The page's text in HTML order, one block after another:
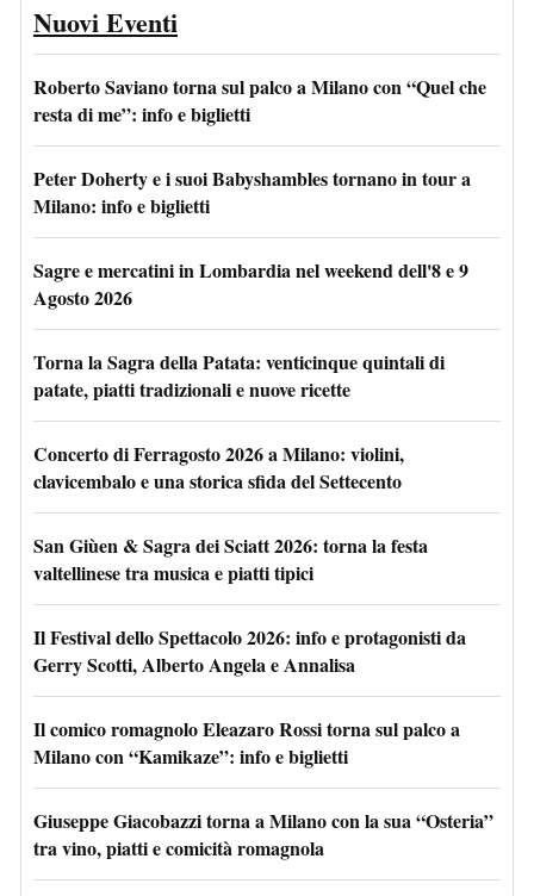
Nuovi Eventi
Roberto Saviano torna sul palco a Milano con “Quel che
resta di me”: info e biglietti
Peter Doherty e i suoi Babyshambles tornano in tour a
Milano: info e biglietti
Sagre e mercatini in Lombardia nel weekend dell'8 e 9
Agosto 2026
Torna la Sagra della Patata: venticinque quintali di
patate, piatti tradizionali e nuove ricette
Concerto di Ferragosto 2026 a Milano: violini,
clavicembalo e una storica sfida del Settecento
San Giùen & Sagra dei Sciatt 2026: torna la festa
valtellinese tra musica e piatti tipici
Il Festival dello Spettacolo 2026: info e protagonisti da
Gerry Scotti, Alberto Angela e Annalisa
Il comico romagnolo Eleazaro Rossi torna sul palco a
Milano con “Kamikaze”: info e biglietti
Giuseppe Giacobazzi torna a Milano con la sua “Osteria”
tra vino, piatti e comicità romagnola